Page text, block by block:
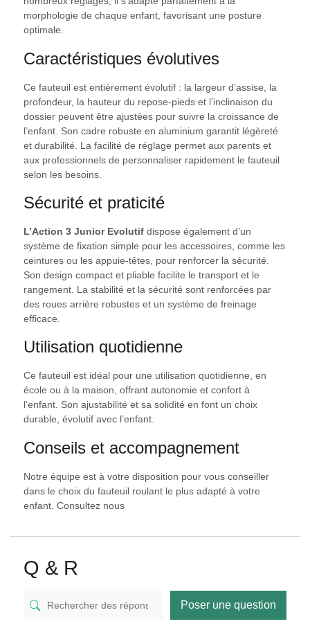
morphologie de chaque enfant, favorisant une posture
optimale.
Caractéristiques évolutives
Ce fauteuil est entièrement évolutif : la largeur d’assise, la
profondeur, la hauteur du repose-pieds et l’inclinaison du
dossier peuvent être ajustées pour suivre la croissance de
l’enfant. Son cadre robuste en aluminium garantit légèreté
et durabilité. La facilité de réglage permet aux parents et
aux professionnels de personnaliser rapidement le fauteuil
selon les besoins.
Sécurité et praticité
L’Action 3 Junior Evolutif dispose également d’un
système de fixation simple pour les accessoires, comme les
ceintures ou les appuie-têtes, pour renforcer la sécurité.
Son design compact et pliable facilite le transport et le
rangement. La stabilité et la sécurité sont renforcées par
des roues arrière robustes et un système de freinage
efficace.
Utilisation quotidienne
Ce fauteuil est idéal pour une utilisation quotidienne, en
école ou à la maison, offrant autonomie et confort à
l’enfant. Son ajustabilité et sa solidité en font un choix
durable, évolutif avec l’enfant.
Conseils et accompagnement
Notre équipe est à votre disposition pour vous conseiller
dans le choix du fauteuil roulant le plus adapté à votre
enfant. Consultez nous
Q & R
Poser une question